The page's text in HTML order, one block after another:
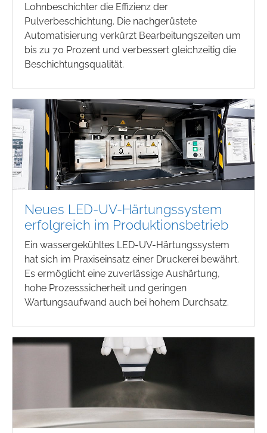
Lohnbeschichter die Effizienz der
Pulverbeschichtung. Die nachgerüstete
Automatisierung verkürzt Bearbeitungszeiten um
bis zu 70 Prozent und verbessert gleichzeitig die
Beschichtungsqualität.
Neues LED-UV-Härtungssystem
erfolgreich im Produktionsbetrieb
Ein wassergekühltes LED-UV-Härtungssystem
hat sich im Praxiseinsatz einer Druckerei bewährt.
Es ermöglicht eine zuverlässige Aushärtung,
hohe Prozesssicherheit und geringen
Wartungsaufwand auch bei hohem Durchsatz.